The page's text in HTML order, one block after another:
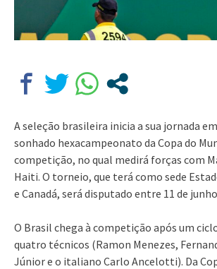
A seleção brasileira inicia a sua jornada
sonhado hexacampeonato da Copa do
competição, no qual medirá forças com
Haiti. O torneio, que terá como sede
e Canadá, será disputado entre 11 de
O Brasil chega à competição após um
quatro técnicos (Ramon Menezes,
Júnior e o italiano Carlo Ancelotti). Da